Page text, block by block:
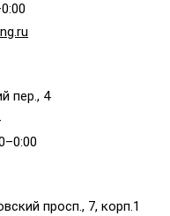
пер., 4
просп., 7, корп.1